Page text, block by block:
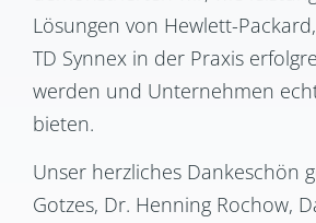
Lösungen von Hewlett-
TD Synnex in der Praxis
werden und Unternehmen
bieten.
Unser herzliches Dankeschön
Gotzes, Dr. Henning Rochow,